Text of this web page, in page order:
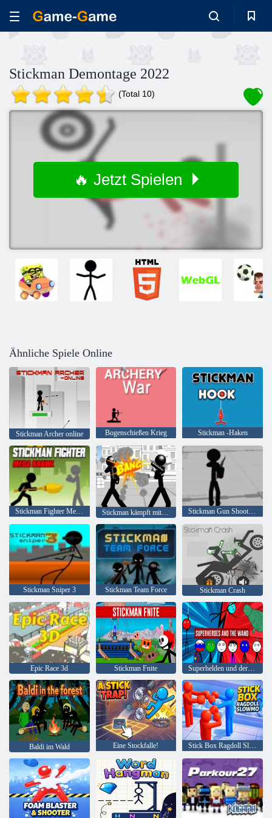
Stickman Demontage 2022
(Total 10)
🔥 Jetzt Spielen
Ähnliche Spiele Online
Stickman Archer online Bogenschießen Krieg Stickman -Haken
Stickman Fighter Mega Brawl Stickman kämpft mit 3D Stickman Gun Shooter 3D
Stickman Sniper 3 Stickman Team Force Stickman Crash
Epic Race 3d Stickman Fnite Superhelden und der Zauberstab
Baldi im Wald Eine Stockfalle! Stick Box Ragdoll Slowmo